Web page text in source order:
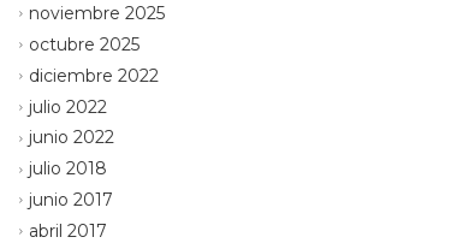
noviembre 2025
octubre 2025
diciembre 2022
julio 2022
junio 2022
julio 2018
junio 2017
abril 2017